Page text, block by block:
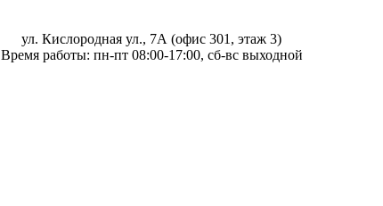
ул. Кислородная ул., 7А (офис 301, этаж 3)
Время работы: пн-пт 08:00-17:00, сб-вс выходной